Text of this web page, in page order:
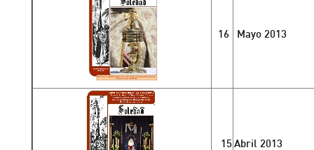
16 Mayo 2013
15Abril 2013